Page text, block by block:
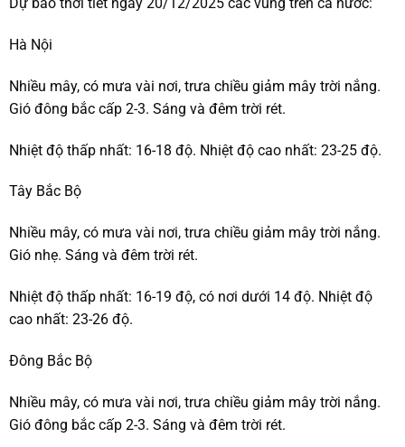
Hà Nội
Nhiều mây, có mưa vài nơi, trưa chiều giảm mây trời nắng.
Gió đông bắc cấp 2-3. Sáng và đêm trời rét.
Nhiệt độ thấp nhất: 16-18 độ. Nhiệt độ cao nhất: 23-25 độ.
Tây Bắc Bộ
Nhiều mây, có mưa vài nơi, trưa chiều giảm mây trời nắng.
Gió nhẹ. Sáng và đêm trời rét.
Nhiệt độ thấp nhất: 16-19 độ, có nơi dưới 14 độ. Nhiệt độ
cao nhất: 23-26 độ.
Đông Bắc Bộ
Nhiều mây, có mưa vài nơi, trưa chiều giảm mây trời nắng.
Gió đông bắc cấp 2-3. Sáng và đêm trời rét.